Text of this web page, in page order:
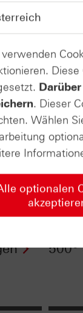
500®
. Dieser
Wählen
optionalen